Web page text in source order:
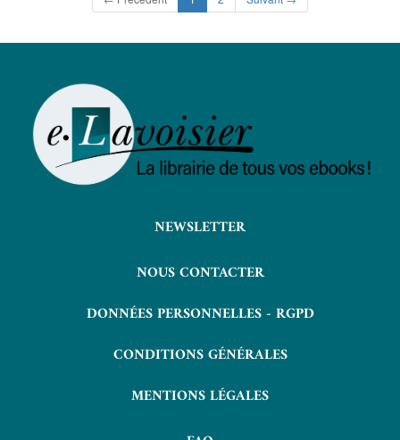
NEWSLETTER
NOUS CONTACTER
DONNÉES PERSONNELLES - RGPD
CONDITIONS GÉNÉRALES
MENTIONS LÉGALES